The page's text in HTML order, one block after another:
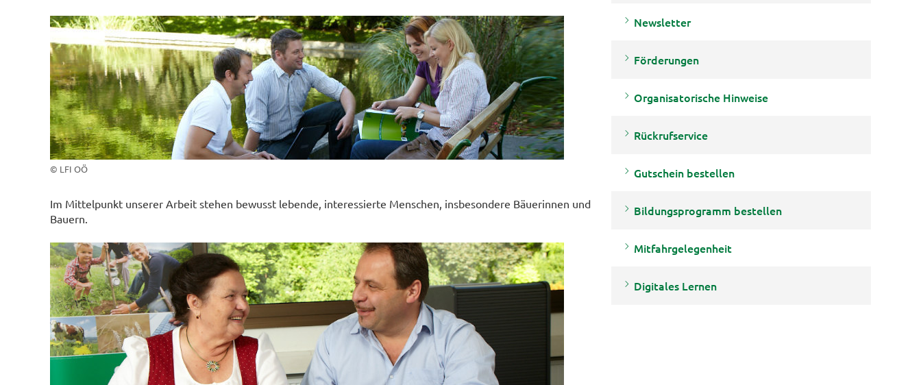
© LFI OÖ
Im Mittelpunkt unserer Arbeit stehen bewusst lebende, interessierte Menschen, insbesondere Bäuerinnen und
Bauern.
Newsletter
Förderungen
Organisatorische Hinweise
Rückrufservice
Gutschein bestellen
Bildungsprogramm bestellen
Mitfahrgelegenheit
Digitales Lernen